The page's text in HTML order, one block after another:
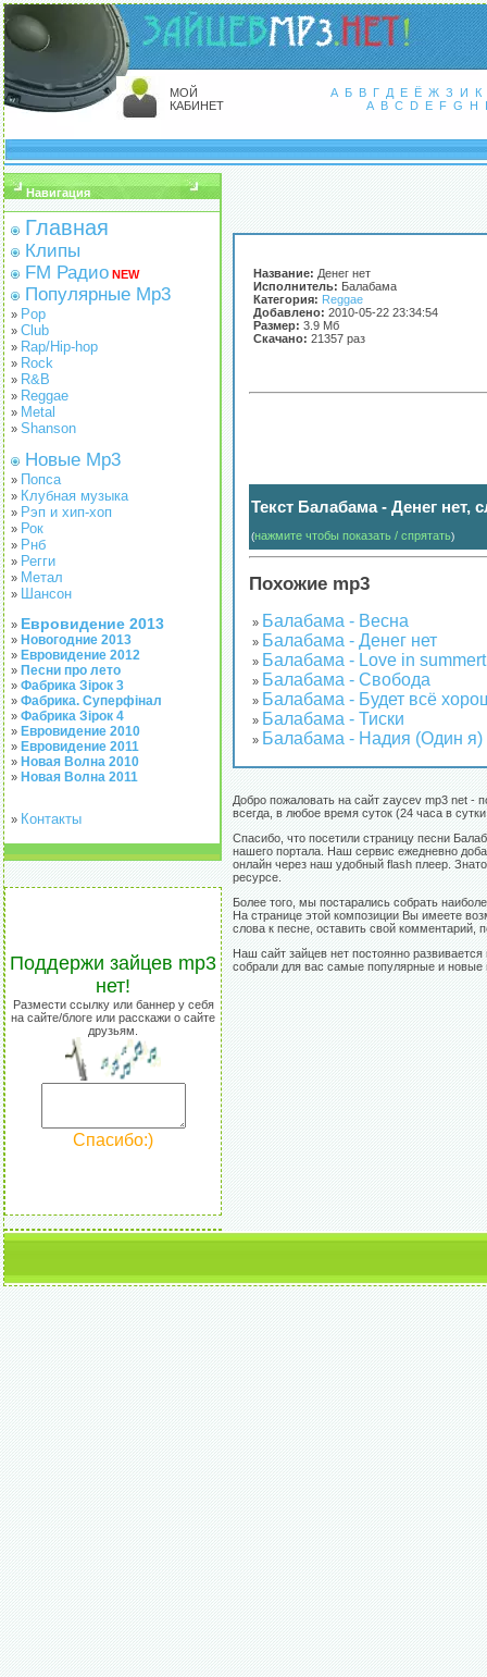
МОЙ
КАБИНЕТ
А Б В Г Д Е Ё Ж З И
К
A B C D E F G H I
Навигация
Главная
Клипы
FM Радио NEW
Популярные Mp3
» Pop
» Club
» Rap/Hip-hop
» Rock
» R&B
» Reggae
» Metal
» Shanson
Новые Mp3
» Попса
» Клубная музыка
» Рэп и хип-хоп
» Рок
» Рнб
» Регги
» Метал
» Шансон
» Евровидение 2013
» Новогодние 2013
» Евровидение 2012
» Песни про лето
» Фабрика Зірок 3
» Фабрика. Суперфінал
» Фабрика Зірок 4
» Евровидение 2010
» Евровидение 2011
» Новая Волна 2010
» Новая Волна 2011
» Контакты
Поддержи зайцев mp3
нет!
Размести ссылку или баннер у себя
на сайте/блоге или расскажи о сайте
друзьям.
Спасибо:)
Название: Денег нет
Исполнитель: Балабама
Категория: Reggae
Добавлено: 2010-05-22 23:34:54
Размер: 3.9 Мб
Скачано: 21357 раз
Текст Балабама - Денег нет,
(нажмите чтобы показать / спрятать)
Похожие mp3
» Балабама - Весна
» Балабама - Денег нет
» Балабама - Love in
» Балабама - Свобода
» Балабама - Будет всё
» Балабама - Тиски
» Балабама - Надия (Один я)
Добро пожаловать на сайт zaycev mp3 net -
всегда, в любое время суток (24 часа в
Спасибо, что посетили страницу песни
нашего портала. Наш сервис ежедневно
онлайн через наш удобный flash плеер.
ресурсе.
Более того, мы постарались собрать
На странице этой композиции Вы имеете
слова к песне, оставить свой комментарий,
Наш сайт зайцев нет постоянно
собрали для вас самые популярные и